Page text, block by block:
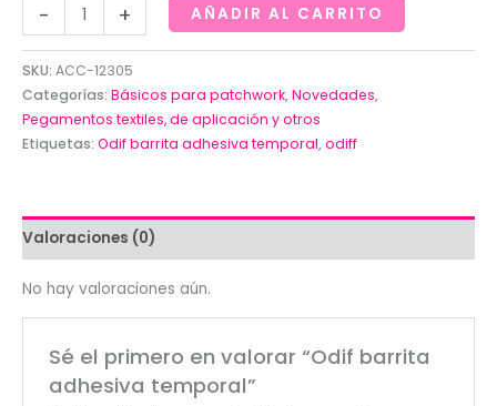
-
barrita
adhesiva
temporal
cantidad
+ AÑADIR AL CARRITO
SKU: ACC-12305
Categorías: Básicos para patchwork,Novedades,
Pegamentos textiles, de aplicación y otros
Etiquetas: Odif barrita adhesiva temporal,odiff
Valoraciones (0)
No hay valoraciones aún.
Sé el primero en valorar “Odif barrita
adhesiva temporal”